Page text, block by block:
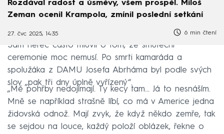
Rozdával radost a úsměvy, všem prospěl. Miloš
Zeman ocenil Krampola, zmínil poslední setkání
27. čvc 2025, 14:35 6 min čtení
Sám herec často mluvil o tom, že smuteční
ceremonie moc nemusí. Po smrti kamaráda a
spolužáka z DAMU Josefa Abrháma byl podle svých
slov „pak tři dny úplně vyřízený“.
„Mě pohřby nedojímají. Ty kecy tam... Já to nesnáším.
Mně se například strašně líbí, co má v Americe jedna
židovská odnož. Mají zvyk, že když někdo zemře, tak
se sejdou na louce, každý položí oblázek, řekne o